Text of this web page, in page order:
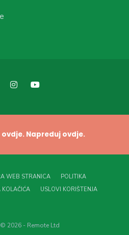
ovdje. Napreduj ovdje.
WEB STRANICA
POLITIKA
KOLAČIĆA USLOVI KORIŠTENJA
2026 - Remote Ltd